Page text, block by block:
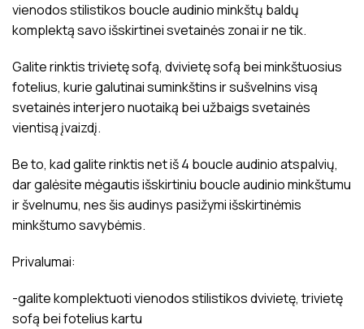
vienodos stilistikos boucle audinio minkštų baldų
komplektą savo išskirtinei svetainės zonai ir ne tik.
Galite rinktis trivietę sofą, dvivietę sofą bei minkštuosius
fotelius, kurie galutinai suminkštins ir sušvelnins visą
svetainės interjero nuotaiką bei užbaigs svetainės
vientisą įvaizdį.
Be to, kad galite rinktis net iš 4 boucle audinio atspalvių,
dar galėsite mėgautis išskirtiniu boucle audinio minkštumu
ir švelnumu, nes šis audinys pasižymi išskirtinėmis
minkštumo savybėmis.
Privalumai:
-galite komplektuoti vienodos stilistikos dvivietę, trivietę
sofą bei fotelius kartu